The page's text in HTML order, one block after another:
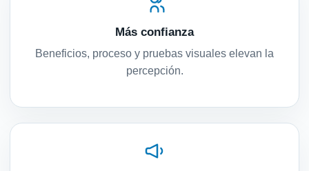
Más confianza
Beneficios, proceso y pruebas visuales elevan la
percepción.